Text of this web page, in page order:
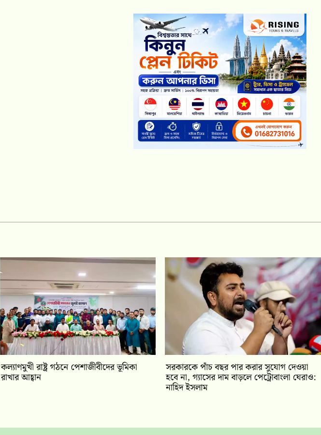
কল্যাণমুখী রাষ্ট্র গঠনে পেশাজীবীদের ভূমিকা
রাখার আহ্বান
সরকারকে পাঁচ বছর পার করার সুযোগ দেওয়া
হবে না, গ্যাসের দাম বাড়লে পেট্রোবাংলা ঘেরাও:
নাহিদ ইসলাম